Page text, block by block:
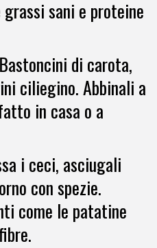
sani e proteine
Bastoncini di carota,
ciliegino. Abbinali a
in casa o a
i ceci, asciugali
con spezie.
come le patatine